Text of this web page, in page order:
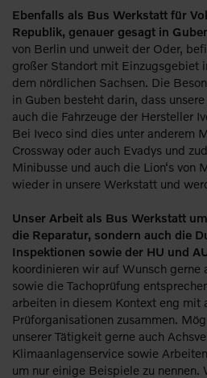
Ebenfalls als Bus Werkstatt für
Republik, genauer gesagt in
von Berlin und unweit der Oder,
großer Standort mit Einzugsgebiet
dem nördlichen Sachsen. Die
in Guben besteht darin, dass
auch die Fahrzeuge der Hersteller
Bei Iveco sind dies unter anderem
Crossway oder auch Evadys und
Minibusse und auch die Lion‘s von
wieder in unsere Werkstatt und
Unser Arbeit als Bus Werkstatt
die Reparatur, sondern auch die
Inspektionen sowie der HU und
koordinieren wir auf Wunsch gerne
sowie die Tachoprüfung
arbeiten in diesem Kontext eng mit
Prüforganisationen zusammen.
unserer Tätigkeit gerne auch
Klimaanlagenservice sowie
um nur einige Beispiele zu nennen.